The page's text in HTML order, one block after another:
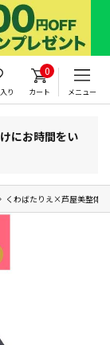
り
0
カート メニュー
にお時間をい
くわばたりえ×芦屋美整体